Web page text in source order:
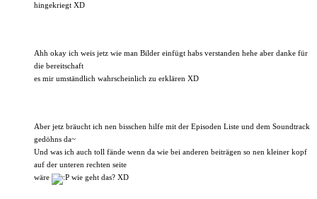
hingekriegt XD
Ahh okay ich weis jetz wie man Bilder einfügt habs verstanden hehe aber danke für
die bereitschaft
es mir umständlich wahrscheinlich zu erklären XD
Aber jetz bräucht ich nen bisschen hilfe mit der Episoden Liste und dem Soundtrack
gedöhns da~
Und was ich auch toll fände wenn da wie bei anderen beiträgen so nen kleiner kopf
auf der unteren rechten seite
wäre
wie geht das? XD